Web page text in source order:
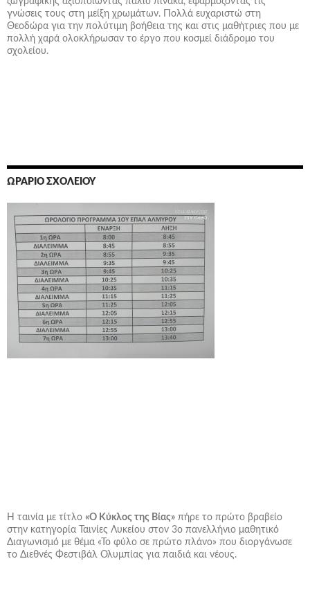
γνώσεις τους στη μείξη χρωμάτων. Πολλά ευχαριστώ στη
Θεοδώρα για την πολύτιμη βοήθεια της και στις μαθήτριες που με
πολλή χαρά ολοκλήρωσαν το έργο που κοσμεί διάδρομο του
σχολείου.
ΩΡΆΡΙΟ ΣΧΟΛΕΊΟΥ
Η ταινία με τίτλο «Ο Κύκλος της Βίας» πήρε το πρώτο βραβείο
στην κατηγορία Ταινίες Λυκείου στον 3ο πανελλήνιο μαθητικό
Διαγωνισμό με θέμα «Το φύλο σε πρώτο πλάνο» που διοργάνωσε
το Διεθνές Φεστιβάλ Ολυμπίας για παιδιά και νέους.